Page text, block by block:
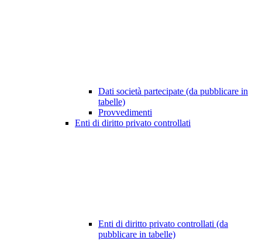
Dati società partecipate (da pubblicare in
tabelle)
Provvedimenti
Enti di diritto privato controllati
Enti di diritto privato controllati (da
pubblicare in tabelle)